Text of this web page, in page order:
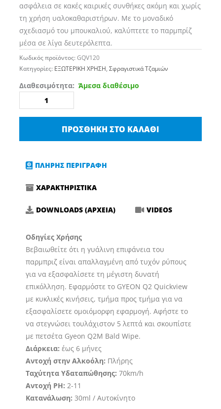
ασφάλεια σε κακές καιρικές συνθήκες ακόμη και χωρίς
τη χρήση υαλοκαθαριστήρων. Με το μοναδικό
σχεδιασμό του μπουκαλιού, καλύπτετε το παρμπρίζ
μέσα σε λίγα δευτερόλεπτα.
Κωδικός προϊόντος:GQV120
Κατηγορίες: ΕΞΩΤΕΡΙΚΗ ΧΡΗΣΗ,Σφραγιστικά Τζαμιών
Διαθεσιμότητα: Άμεσα διαθέσιμο
GYEON
Quickview
ποσότητα
ΠΡΟΣΘΉΚΗ ΣΤΟ ΚΑΛΆΘΙ
ΠΛΗΡΗΣ ΠΕΡΙΓΡΑΦΗ
ΧΑΡΑΚΤΗΡΙΣΤΙΚΑ
DOWNLOADS (ΑΡΧΕΙΑ) VIDEOS
Οδηγίες Χρήσης
Βεβαιωθείτε ότι η γυάλινη επιφάνεια του
παρμπριζ είναι απαλλαγμένη από τυχόν ρύπους
για να εξασφαλίσετε τη μέγιστη δυνατή
επικόλληση. Εφαρμόστε το GYEON Q2 Quickview
με κυκλικές κινήσεις, τμήμα προς τμήμα για να
εξασφαλίσετε ομοιόμορφη εφαρμογή. Αφήστε το
να στεγνώσει τουλάχιστον 5 λεπτά και σκουπίστε
με πετσέτα Gyeon Q2M Bald Wipe.
Διάρκεια: έως 6 μήνες
Αντοχή στην Αλκοόλη: Πλήρης
Ταχύτητα Υδαταπώθησης: 70km/h
Αντοχή PH: 2-11
Κατανάλωση: 30ml / Αυτοκίνητο